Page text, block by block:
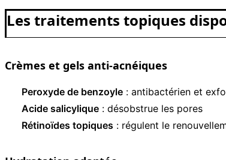
Les traitements topiques
Crèmes et gels anti-acnéiques
Peroxyde de benzoyle : antibactérien et
Acide salicylique : désobstrue les pores
Rétinoïdes topiques : régulent le